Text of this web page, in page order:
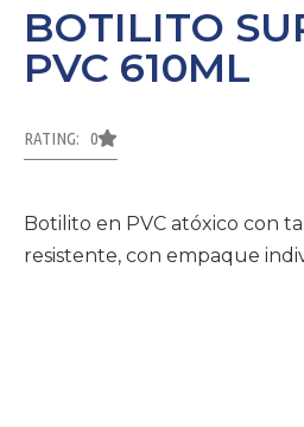
BOTILITO
PVC 610ML
RATING: 0
Botilito en PVC atóxico con
resistente, con empaque